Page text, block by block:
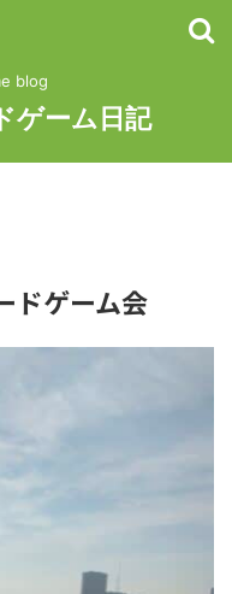
blog
ゲーム日記
ゲーム会